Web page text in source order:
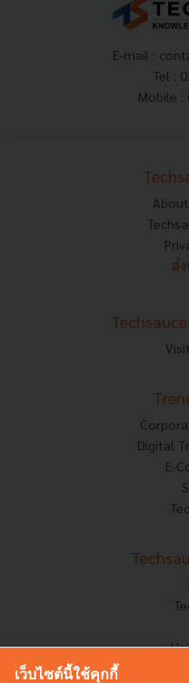
E-mail :
Tel :
Mobile :
ส่
Digital
E-
เว็บไซต์นี้ใช้คุกกี้